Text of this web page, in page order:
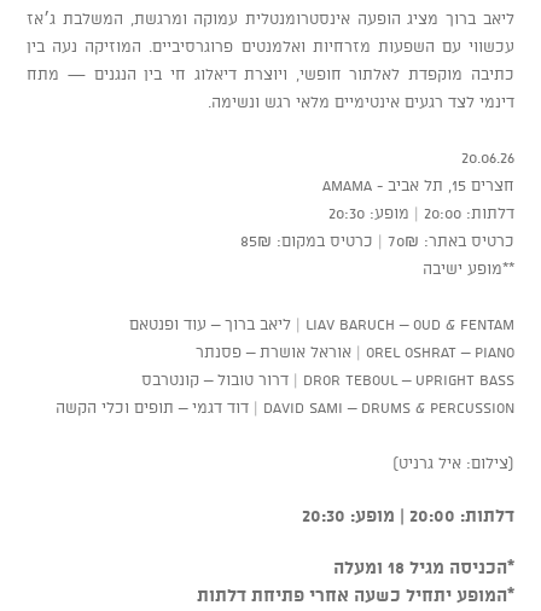
ליאב ברוך מציג הופעה אינסטרומנטלית עמוקה ומרגשת, המשלבת ג׳אז
עכשווי עם השפעות מזרחיות ואלמנטים פרוגרסיביים. המוזיקה נעה בין
כתיבה מוקפדת לאלתור חופשי, ויוצרת דיאלוג חי בין הנגנים — מתח
דינמי לצד רגעים אינטימיים מלאי רגש ונשימה.
20.06.26
חצרים 15, תל אביב - AMAMA
דלתות: 20:00 | מופע: 20:30
כרטיס באתר: 70₪ | כרטיס במקום: 85₪
**מופע ישיבה
Liav Baruch – Oud & Fentam | ליאב ברוך – עוד ופנטאם
Orel Oshrat – Piano | אוראל אושרת – פסנתר
Dror Teboul – Upright Bass | דרור טובול – קונטרבס
David Sami – Drums & Percussion | דוד דגמי – תופים וכלי הקשה
(צילום: איל גרניט)
דלתות: 20:00 | מופע: 20:30
*הכניסה מגיל 18 ומעלה
*המופע יתחיל כשעה אחרי פתיחת דלתות